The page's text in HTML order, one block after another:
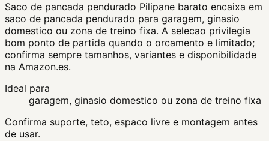
Saco de pancada pendurado Pilipane barato encaixa em
saco de pancada pendurado para garagem, ginasio
domestico ou zona de treino fixa. A selecao privilegia
bom ponto de partida quando o orcamento e limitado;
confirma sempre tamanhos, variantes e disponibilidade
na Amazon.es.
Ideal para
garagem, ginasio domestico ou zona de treino fixa
Confirma suporte, teto, espaco livre e montagem antes
de usar.